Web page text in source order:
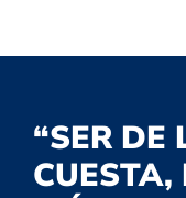
“SER DE
CUESTA,